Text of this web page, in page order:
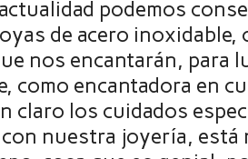
podemos
de acero inoxidable,
nos encantarán, para
como encantadora en
claro los cuidados
nuestra joyería, está